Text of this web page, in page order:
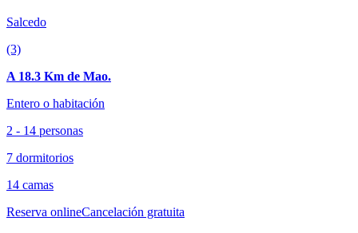
Salcedo
(3)
A 18.3 Km de Mao.
Entero o habitación
2 - 14 personas
7 dormitorios
14 camas
Reserva onlineCancelación gratuita